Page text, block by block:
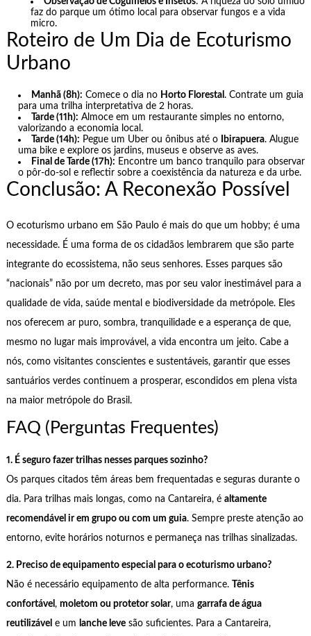
faz do parque um ótimo local para observar fungos e a vida
micro.
Roteiro de Um Dia de Ecoturismo
Urbano
Manhã (8h): Comece o dia no Horto Florestal. Contrate um guia
para uma trilha interpretativa de 2 horas.
Tarde (11h): Almoce em um restaurante simples no entorno,
valorizando a economia local.
Tarde (14h): Pegue um Uber ou ônibus até o Ibirapuera. Alugue
uma bike e explore os jardins, museus e observe as aves.
Final de Tarde (17h): Encontre um banco tranquilo para observar
o pôr-do-sol e reflectir sobre a coexistência da natureza e da urbe.
Conclusão: A Reconexão Possível
O ecoturismo urbano em São Paulo é mais do que um hobby; é uma
necessidade. É uma forma de os cidadãos lembrarem que são parte
integrante do ecossistema, não seus senhores. Esses parques são
“nacionais” não por um decreto, mas por seu valor inestimável para a
qualidade de vida, saúde mental e biodiversidade da metrópole. Eles
nos oferecem ar puro, sombra, tranquilidade e a esperança de que,
mesmo no lugar mais improvável, a vida encontra um jeito. Cabe a
nós, como visitantes conscientes e sustentáveis, garantir que esses
santuários verdes continuem a prosperar, escondidos em plena vista
na maior metrópole do Brasil.
FAQ (Perguntas Frequentes)
1. É seguro fazer trilhas nesses parques sozinho?
Os parques citados têm áreas bem frequentadas e seguras durante o
dia. Para trilhas mais longas, como na Cantareira, é altamente
recomendável ir em grupo ou com um guia. Sempre preste atenção ao
entorno, evite horários noturnos e permaneça nas trilhas sinalizadas.
2. Preciso de equipamento especial para o ecoturismo urbano?
Não é necessário equipamento de alta performance. Tênis
confortável , moletom ou protetor solar, uma garrafa de água
reutilizável e um lanche levesão suficientes. Para a Cantareira,